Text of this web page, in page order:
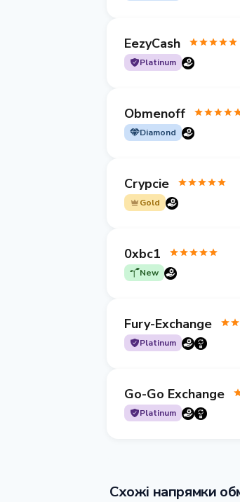
EezyCash
Platinum
Obmenoff
Diamond
Crypcie
Gold
0xbc1
New
Fury-Exchange
Platinum
Go-Go Exchange
Platinum
Схожі напрямки